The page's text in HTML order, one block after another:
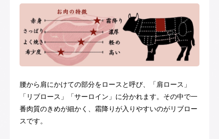
腰から肩にかけての部分をロースと呼び、「肩ロース」
「リブロース」「サーロイン」に分かれます。その中で一
番肉質のきめが細かく、霜降りが入りやすいのがリブロー
スです。